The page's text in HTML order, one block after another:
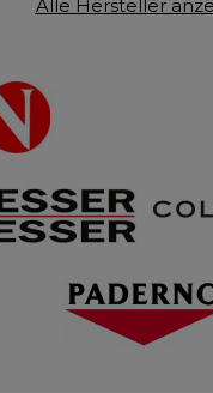
Alle Hersteller